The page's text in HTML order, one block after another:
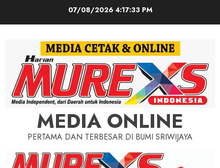
07/08/2026 4:17:35 PM
MEDIA ONLINE
PERTAMA DAN TERBESAR DI BUMI SRIWIJAYA